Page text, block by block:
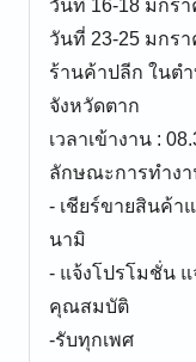
วันที่ 16-18 มกร
วันที่ 23-25 มกร
ร้านค้าปลีก ในต
จังหวัดตาก
เวลาเข้างาน :
ลักษณะการทำง
- เชียร์ขายสินค้
นามิ
- แจ้งโปรโมชั่น
คุณสมบัติ
-รับทุกเพศ